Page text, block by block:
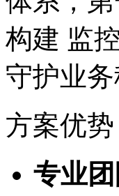
构建 监
守护业
方案优势
专业